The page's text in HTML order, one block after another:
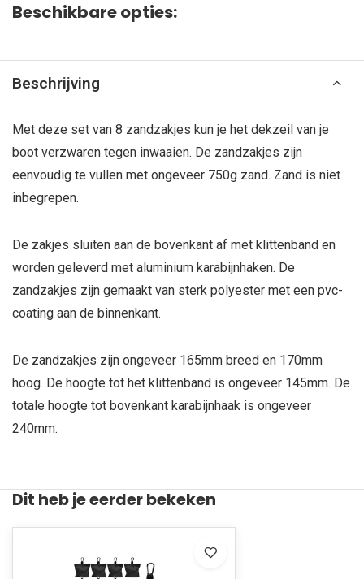
Beschikbare opties:
Beschrijving
Met deze set van 8 zandzakjes kun je het dekzeil van je
boot verzwaren tegen inwaaien. De zandzakjes zijn
eenvoudig te vullen met ongeveer 750g zand. Zand is niet
inbegrepen.
De zakjes sluiten aan de bovenkant af met klittenband en
worden geleverd met aluminium karabijnhaken. De
zandzakjes zijn gemaakt van sterk polyester met een pvc-
coating aan de binnenkant.
De zandzakjes zijn ongeveer 165mm breed en 170mm
hoog. De hoogte tot het klittenband is ongeveer 145mm. De
totale hoogte tot bovenkant karabijnhaak is ongeveer
240mm.
Dit heb je eerder bekeken